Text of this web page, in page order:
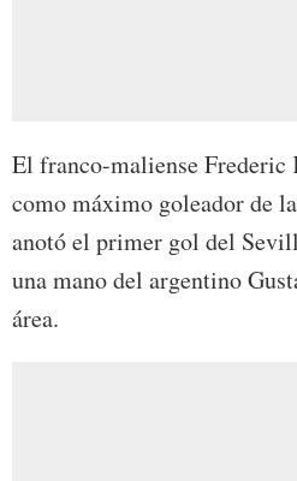
El franco-maliense Frederic
como máximo goleador de
anotó el primer gol del
una mano del argentino
área.